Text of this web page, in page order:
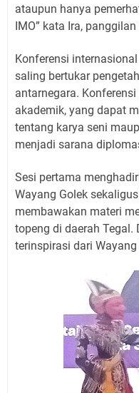
ataupun hanya
IMO” kata Ira,
Konferensi
saling bertukar
antarnegara.
akademik, yang dapat
tentang karya seni
menjadi sarana
Sesi pertama
Wayang Golek
membawakan materi
topeng di daerah Tegal.
terinspirasi dari Wayang